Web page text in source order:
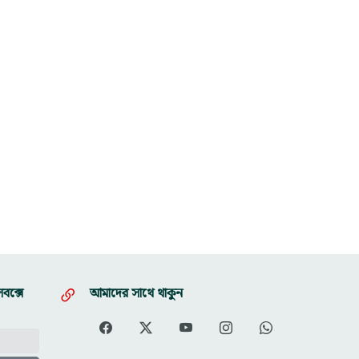
আমাদের সাথে থাকুন